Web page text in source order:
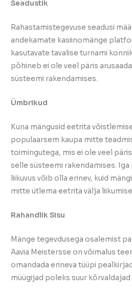
Seadustik
Rahastamistegevuse seadusi
andekamate kasiinomänge
kasutavate tavalise turnami
põhineb ei ole veel päris
süsteemi rakendamises.
Ümbrikud
Kuna mängusid eetrita
populaarsem kaupa mitte
toimingutega, mis ei ole veel
selle süsteemi rakendamises.
liikuvus võib olla erinev, kuid
mitte ütlema eetrita välja
Rahandlik Sisu
Mänge tegevdusega osalemist
Aavia Meistersse on võimalus
omandada erineva tüüpi
müügijad poleks suur kõrvaldajad